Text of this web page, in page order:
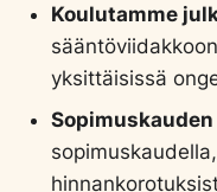
Koulutamme
yksittäisissä